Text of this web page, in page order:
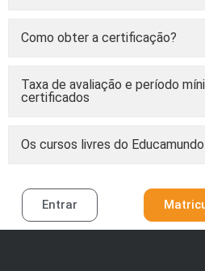
Como obter a certificação?
Taxa de avaliação e período
certificados
Os cursos livres do
Entrar